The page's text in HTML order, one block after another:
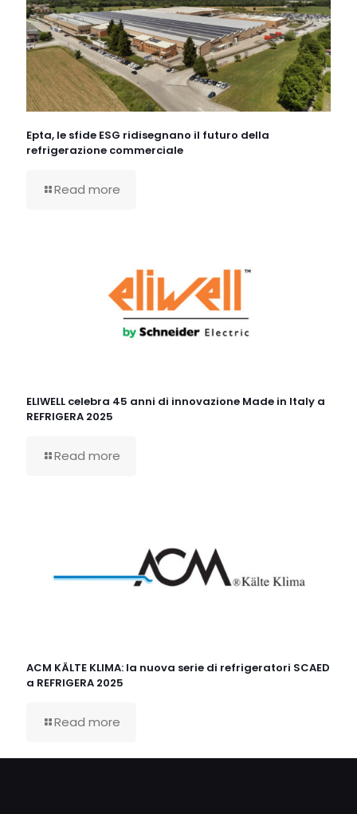
Epta, le sfide ESG ridisegnano il futuro della
refrigerazione commerciale
Read more
ELIWELL celebra 45 anni di innovazione Made in Italy a
REFRIGERA 2025
Read more
ACM KÄLTE KLIMA: la nuova serie di refrigeratori SCAED
a REFRIGERA 2025
Read more